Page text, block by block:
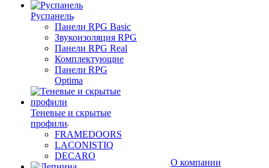
Руспанель
Панели RPG Basic
Звукоизоляция RPG
Панели RPG Real
Комплектующие
Панели RPG
Optima
Теневые и скрытые
профили
FRAMEDOORS
LACONISTIQ
DECARO
О компании